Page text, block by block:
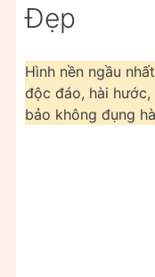
Đẹp
Hình nền ngầu
độc đáo, hài
bảo không đụng